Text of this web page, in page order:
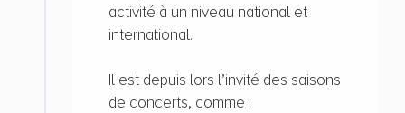
activité à un niveau national et
international.
Il est depuis lors l’invité des saisons
de concerts, comme :